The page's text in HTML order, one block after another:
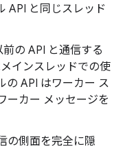
API と同じスレッド
の API と通信する
インスレッドでの使
の API はワーカー ス
ーカー メッセージを
の側面を完全に隠